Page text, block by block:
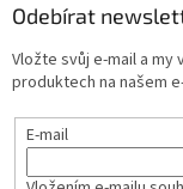
Odebírat
Vložte svůj e-mail a
produktech na našem
E-mail